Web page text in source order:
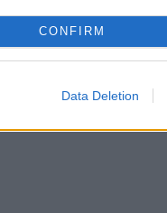
CONFIRM
Data Deletion